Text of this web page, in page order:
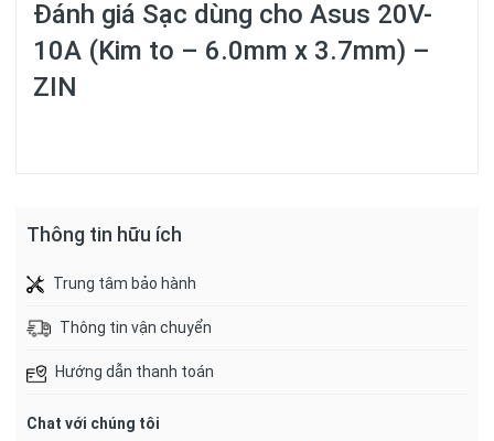
Đánh giá Sạc dùng cho Asus 20V-
10A (Kim to – 6.0mm x 3.7mm) –
ZIN
Thông tin hữu ích
Trung tâm bảo hành
Thông tin vận chuyển
Hướng dẫn thanh toán
Chat với chúng tôi